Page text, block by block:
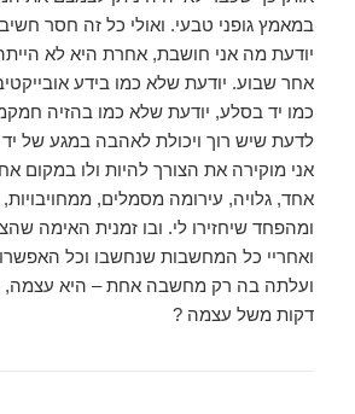
במאמץ גופני טבעי. ואולי כל זה חסר
יודעת מה אני חושבת, אחרת היא לא
אחר שבוע. יודעת שלא כמו בידע
כמו יד בסלע, יודעת שלא כמו בהזיה
לדעת שיש רוך ויכולת לאהבה במגע של
אני מוקירה את הצורך להיות ולו במקום
אחד, גלויה, עירומה מסמלים,
ומהפחד שיחזירו לי. ובו זמנית האימה
ואחריי כל המחשבות שנחשבו וכל
דקות משל עצמה ?